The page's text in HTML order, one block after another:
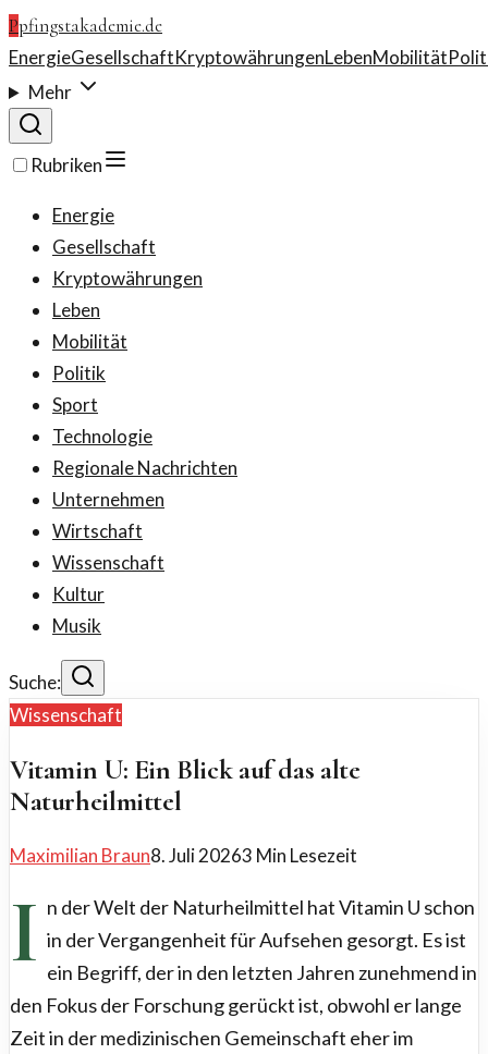
Ppfingstakademie.de
EnergieGesellschaftKryptowährungenLebenMobilität
Mehr
Rubriken
Energie
Gesellschaft
Kryptowährungen
Leben
Mobilität
Politik
Sport
Technologie
Regionale Nachrichten
Unternehmen
Wirtschaft
Wissenschaft
Kultur
Musik
Suche:
Wissenschaft
Vitamin U: Ein Blick auf das alte
Naturheilmittel
Maximilian Braun8. Juli 20263 Min Lesezeit
I n der Welt der Naturheilmittel hat Vitamin U schon
in der Vergangenheit für Aufsehen gesorgt. Es ist
ein Begriff, der in den letzten Jahren zunehmend in
den Fokus der Forschung gerückt ist, obwohl er lange
Zeit in der medizinischen Gemeinschaft eher im